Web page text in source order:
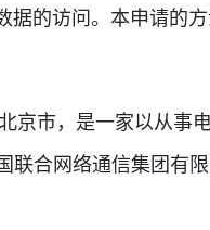
的访问。本申请的
市，是一家以从事
合网络通信集团有